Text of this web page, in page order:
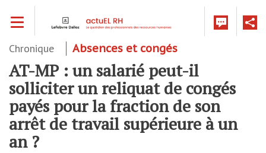
contenu
Chronique Absences et congés
AT-MP : un salarié peut-il
solliciter un reliquat de congés
payés pour la fraction de son
arrêt de travail supérieure à un
an ?